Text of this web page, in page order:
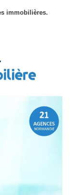
immobilières.